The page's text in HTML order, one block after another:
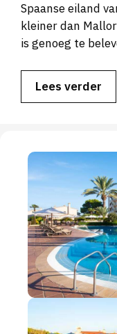
Spaanse eiland
kleiner dan
is genoeg te
Lees verder